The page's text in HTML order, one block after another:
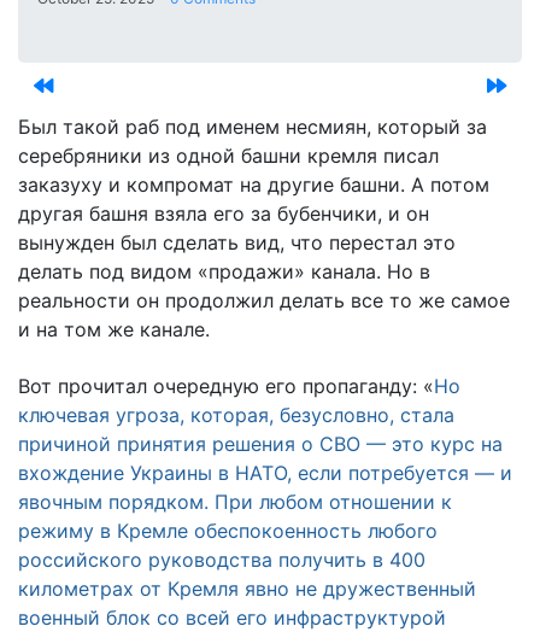
Был такой раб под именем несмиян, который за
серебряники из одной башни кремля писал
заказуху и компромат на другие башни. А потом
другая башня взяла его за бубенчики, и он
вынужден был сделать вид, что перестал это
делать под видом «продажи» канала. Но в
реальности он продолжил делать все то же самое
и на том же канале.
Вот прочитал очередную его пропаганду: «Но
ключевая угроза, которая, безусловно, стала
причиной принятия решения о СВО — это курс на
вхождение Украины в НАТО, если потребуется — и
явочным порядком. При любом отношении к
режиму в Кремле обеспокоенность любого
российского руководства получить в 400
километрах от Кремля явно не дружественный
военный блок со всей его инфраструктурой